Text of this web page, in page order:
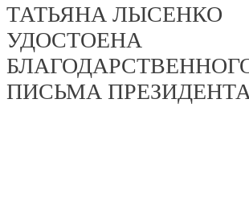
ТАТЬЯНА ЛЫСЕНКО
УДОСТОЕНА
ПИСЬМА